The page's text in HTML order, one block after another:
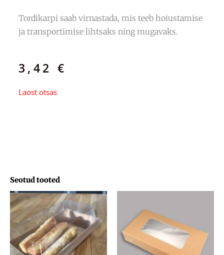
Tordikarpi saab virnastada, mis teeb hoiustamise
ja transportimise lihtsaks ning mugavaks.
3,42 €
Laost otsas
Seotud tooted